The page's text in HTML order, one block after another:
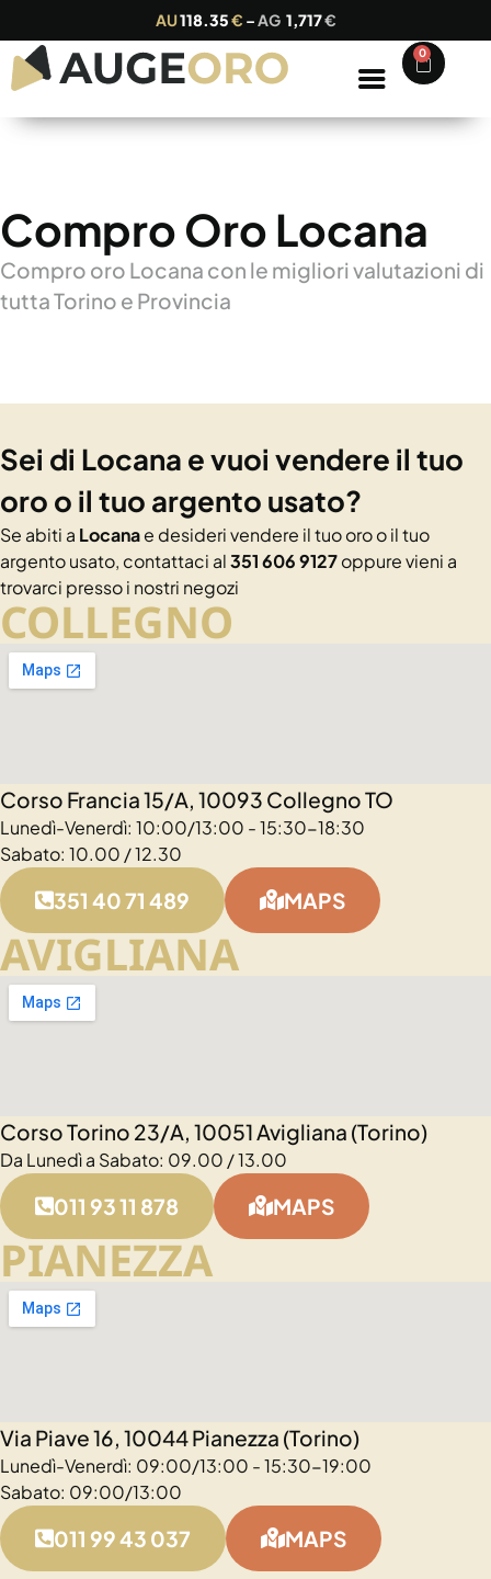
AU118.35€ –AG 1,717€
0
Compro Oro Locana
Compro oro Locana con le migliori valutazioni di
tutta Torino e Provincia
Sei di Locana e vuoi vendere il tuo
oro o il tuo argento usato?
Se abiti a Locanae desideri vendere il tuo oro o il tuo
argento usato, contattaci al351 606 9127oppure vieni a
trovarci presso i nostri negozi
COLLEGNO
Corso Francia 15/A, 10093 Collegno TO
Lunedì-Venerdì: 10:00/13:00 - 15:30-18:30
Sabato: 10.00 / 12.30
351 40 71 489 MAPS
AVIGLIANA
Corso Torino 23/A, 10051 Avigliana (Torino)
Da Lunedì a Sabato: 09.00 / 13.00
011 93 11 878 MAPS
PIANEZZA
Via Piave 16, 10044 Pianezza (Torino)
Lunedì-Venerdì: 09:00/13:00 - 15:30-19:00
Sabato: 09:00/13:00
011 99 43 037 MAPS